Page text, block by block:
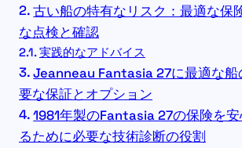
古い船の特有なリスク：最適な保
な点検と確認
実践的なアドバイス
Jeanneau Fantasia 27に最適な船
要な保証とオプション
1981年製のFantasia 27の保険を
るために必要な技術診断の役割